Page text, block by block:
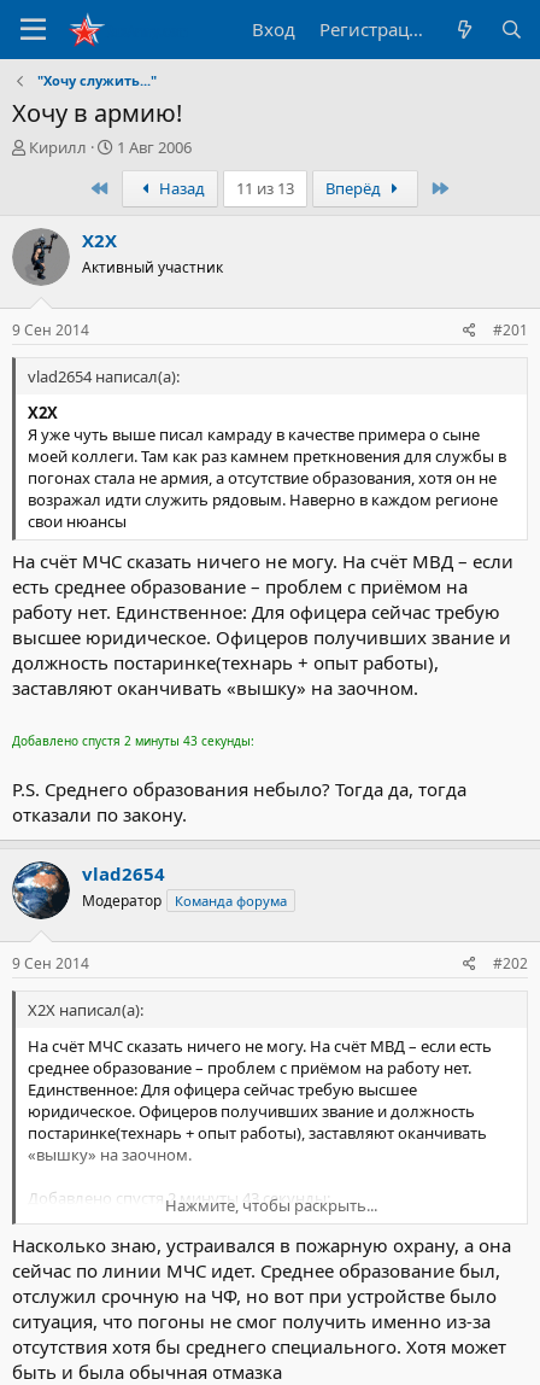
Вход Регистрация
"Хочу служить..."
Хочу в армию!
А
р
т
е
м
ы
Кирилл
Д
а
а
н
а
ч
1 Авг 2006
ПервыйНазад 11 из 13 Вперёд
X2X
Активный участник
9 Сен 2014 #201
vlad2654 написал(а):
X2X
Я уже чуть выше писал камраду в качестве примера о сыне
моей коллеги. Там как раз камнем преткновения для службы в
погонах стала не армия, а отсутствие образования, хотя он не
возражал идти служить рядовым. Наверно в каждом регионе
свои нюансы
На счёт МЧС сказать ничего не могу. На счёт МВД – если
есть среднее образование – проблем с приёмом на
работу нет. Единственное: Для офицера сейчас требую
высшее юридическое. Офицеров получивших звание и
должность постаринке(технарь + опыт работы),
заставляют оканчивать «вышку» на заочном.
Добавлено спустя 2 минуты 43 секунды:
P.S. Среднего образования небыло? Тогда да, тогда
отказали по закону.
vlad2654
Модератор Команда форума
9 Сен 2014 #202
X2X написал(а):
На счёт МЧС сказать ничего не могу. На счёт МВД – если есть
среднее образование – проблем с приёмом на работу нет.
Единственное: Для офицера сейчас требую высшее
юридическое. Офицеров получивших звание и должность
постаринке(технарь + опыт работы), заставляют оканчивать
«вышку» на заочном.
Добавлено спустя 2 минуты 43 секунды:
P.S. Среднего образования небыло? Тогда да, тогда отказали по
закону.
Нажмите, чтобы раскрыть...
Насколько знаю, устраивался в пожарную охрану, а она
сейчас по линии МЧС идет. Среднее образование был,
отслужил срочную на ЧФ, но вот при устройстве было
ситуация, что погоны не смог получить именно из-за
отсутствия хотя бы среднего специального. Хотя может
быть и была обычная отмазка